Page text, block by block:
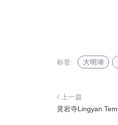
标签: 大明湖
上一篇
灵岩寺Lingyan